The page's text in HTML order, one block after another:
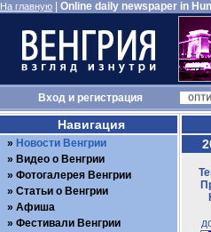
На главную Online daily newspaper in
Входи регистрация
Навигация
Новости Венгрии
Видео о Венгрии
Фотогалерея Венгрии
Статьи о Венгрии
Афиша
Фестивали Венгрии